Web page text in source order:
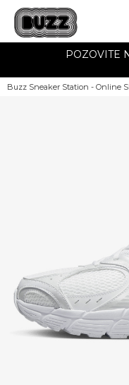
POZOVITE
Buzz Sneaker Station - Online